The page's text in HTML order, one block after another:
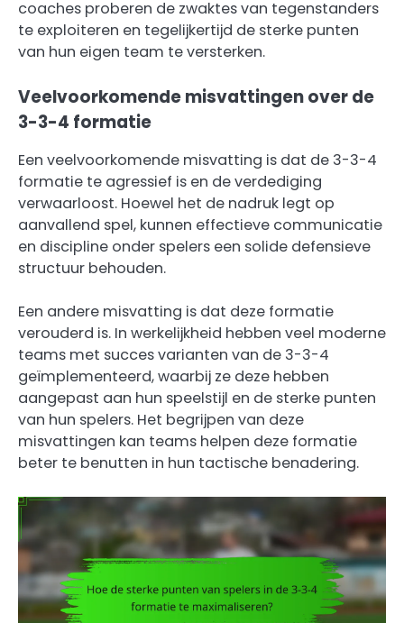
coaches proberen de zwaktes van tegenstanders
te exploiteren en tegelijkertijd de sterke punten
van hun eigen team te versterken.
Veelvoorkomende misvattingen over de
3-3-4 formatie
Een veelvoorkomende misvatting is dat de 3-3-4
formatie te agressief is en de verdediging
verwaarloost. Hoewel het de nadruk legt op
aanvallend spel, kunnen effectieve communicatie
en discipline onder spelers een solide defensieve
structuur behouden.
Een andere misvatting is dat deze formatie
verouderd is. In werkelijkheid hebben veel moderne
teams met succes varianten van de 3-3-4
geïmplementeerd, waarbij ze deze hebben
aangepast aan hun speelstijl en de sterke punten
van hun spelers. Het begrijpen van deze
misvattingen kan teams helpen deze formatie
beter te benutten in hun tactische benadering.